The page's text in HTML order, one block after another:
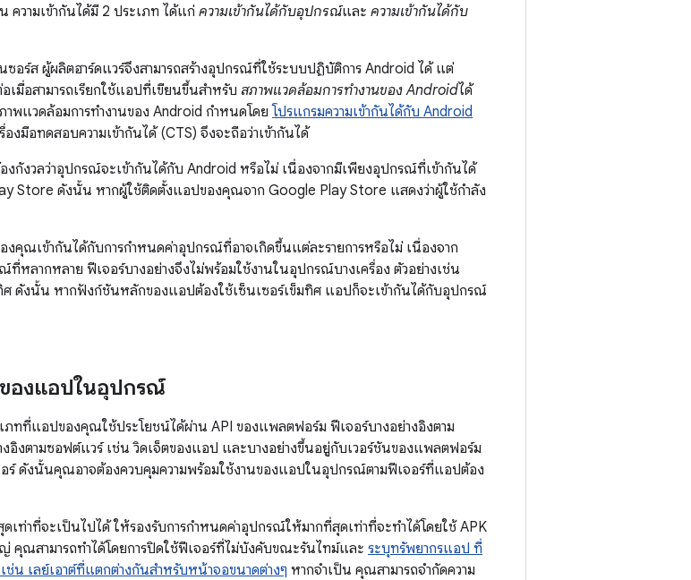
วามเข้ากันได้มี 2 ประเภท ได้แก่ ความเข้ากันได้กับอุปกรณ์และ ความเข้ากันได้กับ
ซอร์ส ผู้ผลิตฮาร์ดแวร์จึงสามารถสร้างอุปกรณ์ที่ใช้ระบบปฏิบัติการ Android ได้ แต่
มื่อสามารถเรียกใช้แอปที่เขียนขึ้นสำหรับ สภาพแวดล้อมการทำงานของ Androidได้
พแวดล้อมการทำงานของ Android กำหนดโดย โปรแกรมความเข้ากันได้กับ Android
งมือทดสอบความเข้ากันได้ (CTS) จึงจะถือว่าเข้ากันได้
งวลว่าอุปกรณ์จะเข้ากันได้กับ Android หรือไม่ เนื่องจากมีเพียงอุปกรณ์ที่เข้ากันได้
Store ดังนั้น หากผู้ใช้ติดตั้งแอปของคุณจาก Google Play Store แสดงว่าผู้ใช้กำลัง
คุณเข้ากันได้กับการกำหนดค่าอุปกรณ์ที่อาจเกิดขึ้นแต่ละรายการหรือไม่ เนื่องจาก
หลากหลาย ฟีเจอร์บางอย่างจึงไม่พร้อมใช้งานในอุปกรณ์บางเครื่อง ตัวอย่างเช่น
ศ ดังนั้น หากฟังก์ชันหลักของแอปต้องใช้เซ็นเซอร์เข็มทิศ แอปก็จะเข้ากันได้กับอุปกรณ์
องแอปในอุปกรณ์
ภทที่แอปของคุณใช้ประโยชน์ได้ผ่าน API ของแพลตฟอร์ม ฟีเจอร์บางอย่างอิงตาม
งอิงตามซอฟต์แวร์ เช่น วิดเจ็ตของแอป และบางอย่างขึ้นอยู่กับเวอร์ชันของแพลตฟอร์ม
ร์ ดังนั้นคุณอาจต้องควบคุมความพร้อมใช้งานของแอปในอุปกรณ์ตามฟีเจอร์ที่แอปต้อง
ท่าที่จะเป็นไปได้ ให้รองรับการกำหนดค่าอุปกรณ์ให้มากที่สุดเท่าที่จะทำได้โดยใช้ APK
คุณสามารถทำได้โดยการปิดใช้ฟีเจอร์ที่ไม่บังคับขณะรันไทม์และ ระบุทรัพยากรแอป ที่
ช่น เลย์เอาต์ที่แตกต่างกันสำหรับหน้าจอขนาดต่างๆ หากจำเป็น คุณสามารถจำกัดความ